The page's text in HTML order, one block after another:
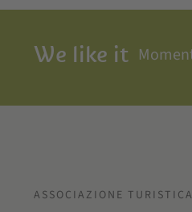
We like it
ASSOCIAZIONE